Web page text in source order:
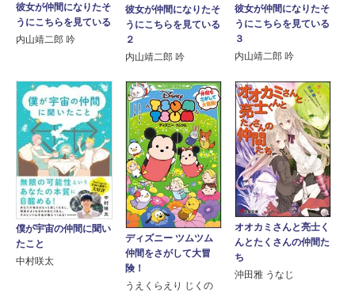
彼女が仲間になりたそ
うにこちらを見ている
内山靖二郎 吟
彼女が仲間になりたそ
うにこちらを見ている
２
内山靖二郎 吟
彼女が仲間になりたそ
うにこちらを見ている
３
内山靖二郎 吟
僕が宇宙の仲間に聞い
たこと
中村咲太
ディズニー ツムツム
仲間をさがして大冒
険！
うえくらえり じくの
オオカミさんと亮士く
んとたくさんの仲間た
ち
沖田雅 うなじ